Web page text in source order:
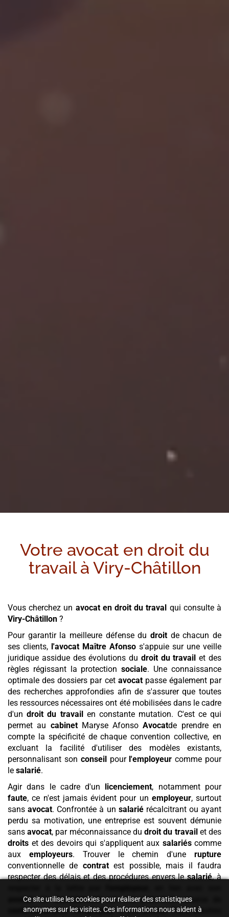
Votre avocat en droit du
travail à Viry-Châtillon
Vous cherchez un avocat en droit du traval qui consulte à
Viry-Châtillon ?
Pour garantir la meilleure défense du droit de chacun de
ses clients, l'avocat Maître Afonso s'appuie sur une veille
juridique assidue des évolutions du droit du travail et des
règles régissant la protectionsociale. Une connaissance
optimale des dossiers par cet avocatpasse également par
des recherches approfondies afin de s'assurer que toutes
les ressources nécessaires ont été mobilisées dans le cadre
d'undroit du travail en constante mutation. C'est ce qui
permet au cabinetMaryse AfonsoAvocatde prendre en
compte la spécificité de chaque convention collective, en
excluant la facilité d'utiliser des modèles existants,
personnalisant son conseil pour l'employeurcomme pour
le salarié.
Agir dans le cadre d'un
licenciement, notamment pour
faute, ce n'est jamais évident pour un employeur, surtout
sansavocat. Confrontée à un salariérécalcitrant ou ayant
perdu sa motivation, une entreprise est souvent démunie
sansavocat, par méconnaissance dudroit du travail et des
droits et des devoirs qui s'appliquent aux salariéscomme
aux employeurs. Trouver le chemin d'unerupture
conventionnelle de contratest possible, mais il faudra
respecter des délais et des procédures envers lesalarié, à
avocat. Unlicenciement est une potentielle source de
contentieuxpourl'employeuret sonavocat. Dans d'autres
Ce site utilise les cookies pour réaliser des statistiques
anonymes sur les visites. Ces informations nous aident à